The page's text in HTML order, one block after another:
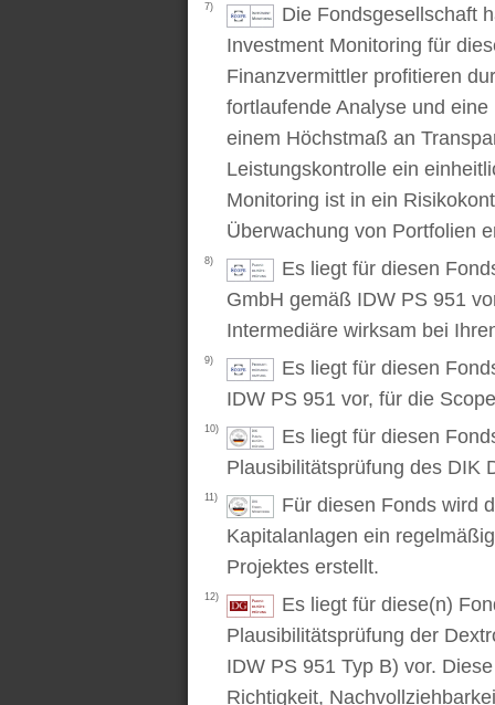
7)
Die Fondsgesellschaft
Investment Monitoring für
Finanzvermittler profitieren
fortlaufende Analyse und
einem Höchstmaß an
Leistungskontrolle ein
Monitoring ist in ein
Überwachung von Portfolien
8)
Es liegt für diesen
GmbH gemäß IDW PS 951
Intermediäre wirksam bei
9)
Es liegt für diesen
IDW PS 951 vor, für die
10)
Es liegt für diesen
Plausibilitätsprüfung des DIK
11)
Für diesen Fonds wird
Kapitalanlagen ein
Projektes erstellt.
12)
Es liegt für diese(n)
Plausibilitätsprüfung der
IDW PS 951 Typ B) vor.
Richtigkeit,